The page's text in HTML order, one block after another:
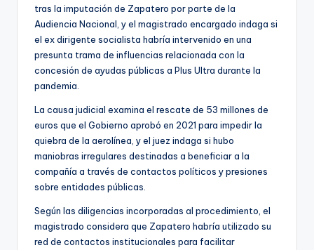
tras la imputación de Zapatero por parte de la
Audiencia Nacional, y el magistrado encargado indaga si
el ex dirigente socialista habría intervenido en una
presunta trama de influencias relacionada con la
concesión de ayudas públicas a Plus Ultra durante la
pandemia.
La causa judicial examina el rescate de 53 millones de
euros que el Gobierno aprobó en 2021 para impedir la
quiebra de la aerolínea, y el juez indaga si hubo
maniobras irregulares destinadas a beneficiar a la
compañía a través de contactos políticos y presiones
sobre entidades públicas.
Según las diligencias incorporadas al procedimiento, el
magistrado considera que Zapatero habría utilizado su
red de contactos institucionales para facilitar